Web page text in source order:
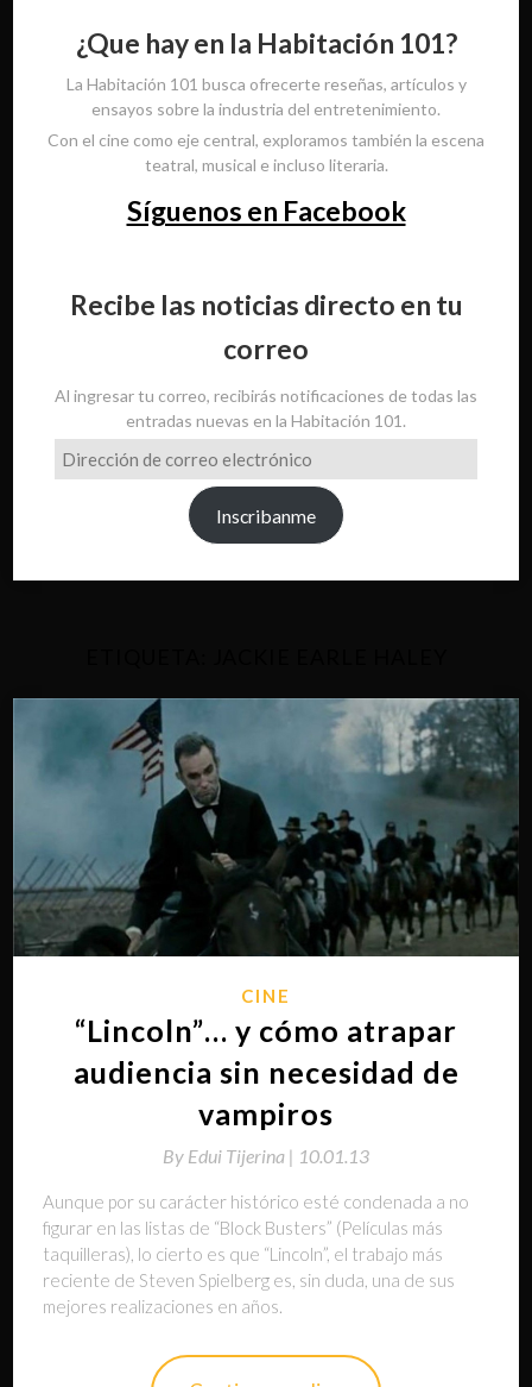
¿Que hay en la Habitación 101?
La Habitación 101 busca ofrecerte reseñas, artículos y
ensayos sobre la industria del entretenimiento.
Con el cine como eje central, exploramos también la escena
teatral, musical e incluso literaria.
Síguenos en Facebook
Recibe las noticias directo en tu
correo
Al ingresar tu correo, recibirás notificaciones de todas las
entradas nuevas en la Habitación 101.
Dirección
de
Inscribanme
CINE
“Lincoln”… y cómo atrapar
audiencia sin necesidad de
vampiros
By Edui Tijerina | 10.01.13
Aunque por su carácter histórico esté condenada a no
figurar en las listas de “Block Busters” (Películas más
taquilleras), lo cierto es que “Lincoln”, el trabajo más
reciente de Steven Spielberg es, sin duda, una de sus
mejores realizaciones en años.